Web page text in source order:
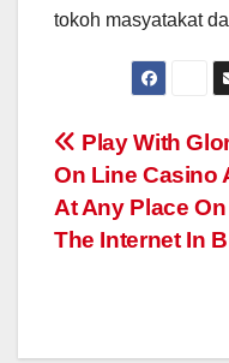
tokoh masyatakat
Post
Play With
On Line Casino
At Any Place On
The Internet In B